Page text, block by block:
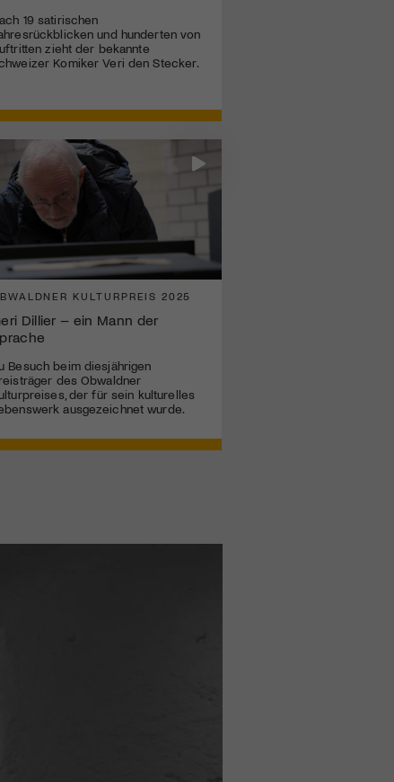
19 satirischen
und hunderten von
zieht der bekannte
Komiker Veri den Stecker.
KULTURPREIS 2025
Dillier – ein Mann der
Besuch beim diesjährigen
des Obwaldner
der für sein kulturelles
ausgezeichnet wurde.